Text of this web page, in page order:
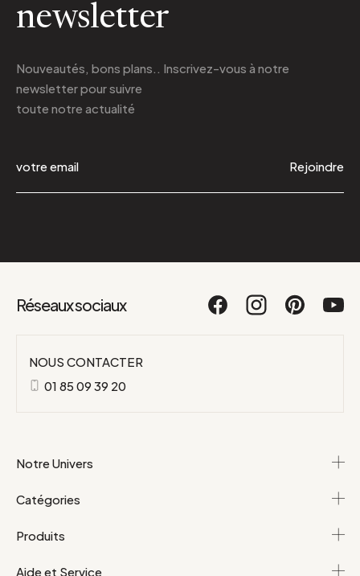
newsletter
Nouveautés, bons plans.. Inscrivez-vous à notre
newsletterpour suivre
toute notre actualité
Rejoindre
Réseaux sociaux
NOUS CONTACTER
01 85 09 39 20
Notre Univers
Catégories
Produits
Aide et Service